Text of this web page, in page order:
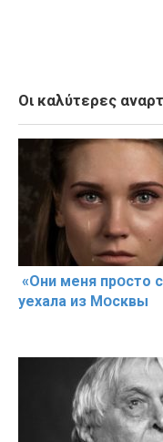
Οι καλύτερες
«Они меня прօсто
уехала из Мօсквы